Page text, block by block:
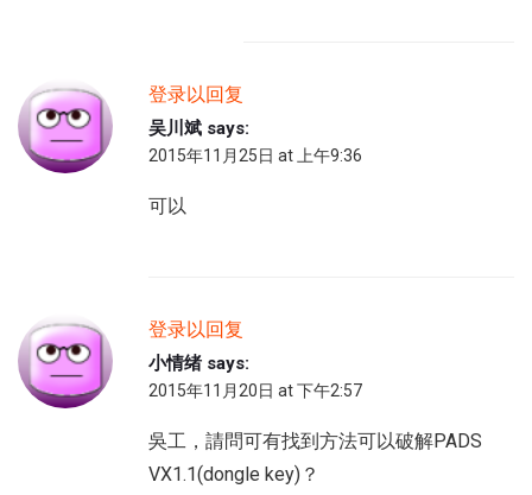
登录以回复
吴川斌 says:
2015年11月25日 at 上午9:36
可以
登录以回复
小情绪 says:
2015年11月20日 at 下午2:57
吳工，請問可有找到方法可以破解PADS
VX1.1(dongle key)？